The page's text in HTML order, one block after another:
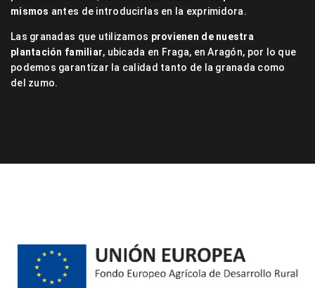
mismos antes de introducirlas en la exprimidora.
Las granadas que utilizamos provienen de nuestra
plantación familiar, ubicada en Fraga, en Aragón, por lo que
podemos garantizar la calidad tanto de la granada como
del zumo.